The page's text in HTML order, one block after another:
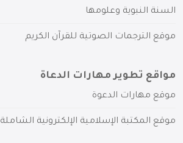
السنة النبوية وعلومها
موقع الترجمات الصوتية للقرآن الكريم
مواقع تطوير مهارات الدعاة
موقع مهارات الدعوة
موقع المكتبة الإسلامية الإلكترونية الشاملة